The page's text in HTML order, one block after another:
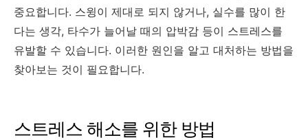
중요합니다. 스윙이 제대로 되지 않거나, 실수를 많이 한
다는 생각, 타수가 늘어날 때의 압박감 등이 스트레스를
유발할 수 있습니다. 이러한 원인을 알고 대처하는 방법을
찾아보는 것이 필요합니다.
스트레스 해소를 위한 방법